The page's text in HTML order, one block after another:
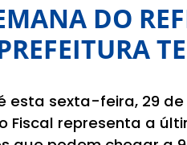
DO
sexta-feira, 29
Fiscal representa a